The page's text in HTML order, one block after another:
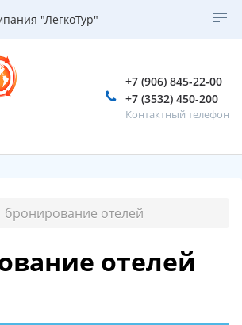
"ЛегкоТур"
+7 (906) 845-22-00
+7 (3532) 450-200
Контактный телефон
бронирование отелей
отелей